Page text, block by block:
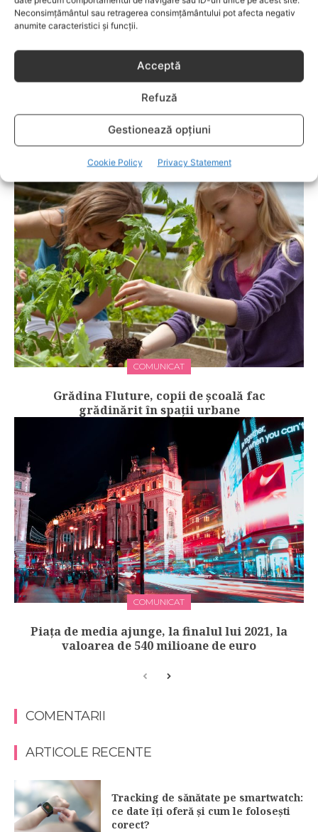
Neconsimțământul sau retragerea consimțământului pot afecta negativ
anumite caracteristici și funcții.
Acceptă
Refuză
Gestionează opțiuni
Cookie Policy Privacy Statement
ADVERTORIALE
COMUNICAT
Grădina Fluture, copii de școală fac
grădinărit în spații urbane
COMUNICAT
Piața de media ajunge, la finalul lui 2021, la
valoarea de 540 milioane de euro
COMENTARII
ARTICOLE RECENTE
Tracking de sănătate pe smartwatch:
ce date îți oferă și cum le folosești
corect?